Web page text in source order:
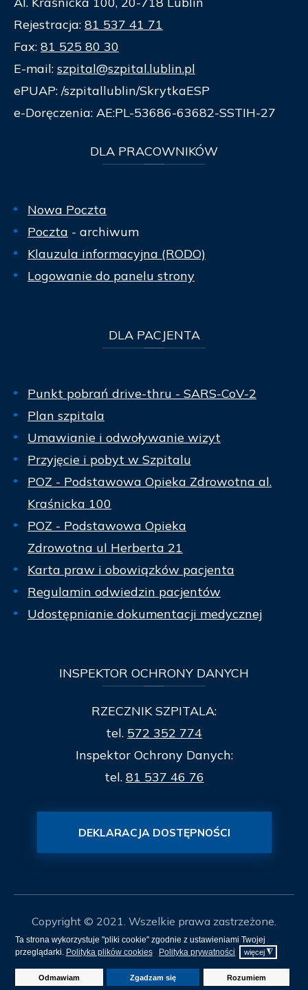
Ta strona wykorzystuje "pliki cookie" zgodnie z ustawieniami Twojej
przeglądarki. Polityka plików cookies Polityka prywatności więcej ◮
Odmawiam Zgadzam się Rozumiem
Rejestracja: 81 537 41 71
Fax: 81 525 80 30
E-mail: szpital@szpital.lublin.pl
ePUAP: /szpitallublin/SkrytkaESP
e-Doręczenia: AE:PL-53686-63682-SSTIH-27
DLA PRACOWNIKÓW
Nowa Poczta
Poczta - archiwum
Klauzula informacyjna (RODO)
Logowanie do panelu strony
DLAPACJENTA
Punkt pobrań drive-thru - SARS-CoV-2
Plan szpitala
Umawianie i odwoływanie wizyt
Przyjęcie i pobyt w Szpitalu
POZ - Podstawowa Opieka Zdrowotna al.
Kraśnicka 100
POZ - Podstawowa Opieka
Zdrowotna ul Herberta 21
Karta praw i obowiązków pacjenta
Regulamin odwiedzin pacjentów
Udostępnianie dokumentacji medycznej
INSPEKTOR OCHRONY DANYCH
RZECZNIK SZPITALA:
tel. 572 352 774
Inspektor Ochrony Danych:
tel. 81 537 46 76
DEKLARACJA DOSTĘPNOŚCI
Copyright © 2021. Wszelkie prawa zastrzeżone.
Mapa Strony
Projekt i realizacjaitee.pl